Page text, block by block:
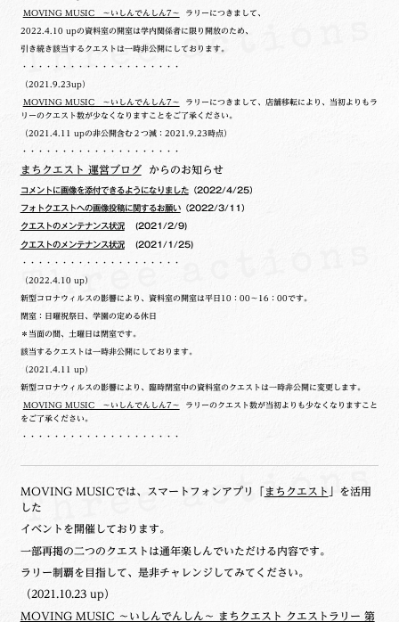
MOVING MUSIC ～いしんでんしん7～ ラリーにつきまして、
2022.4.10 upの資料室の開室は学内関係者に限り開放のため、
引き続き該当するクエストは一時非公開にしております。
・・・・・・・・・・・・・・・・・・・・
（2021.9.23up）
MOVING MUSIC ～いしんでんしん7～ ラリーにつきまして、店舗移転により、当初よりもラ
リーのクエスト数が少なくなりますことをご了承ください。
（2021.4.11 upの非公開含む２つ減：2021.9.23時点）
・・・・・・・・・・・・・・・・・・・・
まちクエスト 運営ブログからのお知らせ
コメントに画像を添付できるようになりました（2022/4/25）
フォトクエストへの画像投稿に関するお願い（2022/3/11）
クエストのメンテナンス状況(2021/2/9)
クエストのメンテナンス状況(2021/1/25)
・・・・・・・・・・・・・・・・・・・・
（2022.4.10 up）
新型コロナウィルスの影響により、資料室の開室は平日10：00～16：00です。
閉室：日曜祝祭日、学園の定める休日
＊当面の間、土曜日は閉室です。
該当するクエストは一時非公開にしております。
（2021.4.11 up）
新型コロナウィルスの影響により、臨時閉室中の資料室のクエストは一時非公開に変更します。
MOVING MUSIC ～いしんでんしん7～ ラリーのクエスト数が当初よりも少なくなりますこと
をご了承ください。
・・・・・・・・・・・・・・・・・・・・
MOVING MUSICでは、スマートフォンアプリ「 まちクエスト
」を活用
した
イベントを開催しております。
一部再掲の二つのクエストは通年楽しんでいただける内容です。
ラリー制覇を目指して、是非チャレンジしてみてください。
（2021.10.23 up）
MOVING MUSIC ～いしんでんしん～ まちクエスト クエストラリー 第